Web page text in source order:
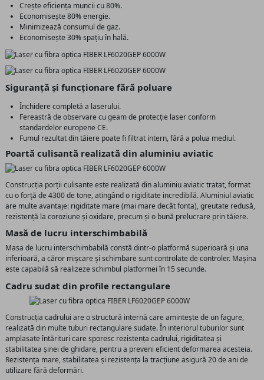
Crește eficiența muncii cu 80%.
Economisește 80% energie.
Minimizează consumul de gaz.
Economisește 30% spațiu în hală.
Siguranță și funcționare fără poluare
Închidere completă a laserului.
Fereastră de observare cu geam de protecție laser conform
standardelor europene CE.
Fumul rezultat din tăiere poate fi filtrat intern, fără a polua mediul.
Poartă culisantă realizată din aluminiu aviatic
Construcția porții culisante este realizată din aluminiu aviatic tratat, format
cu o forță de 4300 de tone, atingând o rigiditate incredibilă. Aluminiul aviatic
are multe avantaje: rigiditate mare (mai mare decât fonta), greutate redusă,
rezistență la coroziune și oxidare, precum și o bună prelucrare prin tăiere.
Masă de lucru interschimbabilă
Masa de lucru interschimbabilă constă dintr-o platformă superioară și una
inferioară, a căror mișcare și schimbare sunt controlate de controler. Mașina
este capabilă să realizeze schimbul platformei în 15 secunde.
Cadru sudat din profile rectangulare
Construcția cadrului are o structură internă care amintește de un fagure,
realizată din multe tuburi rectangulare sudate. În interiorul tuburilor sunt
amplasate întărituri care sporesc rezistența cadrului, rigiditatea și
stabilitatea șinei de ghidare, pentru a preveni eficient deformarea acesteia.
Rezistența mare, stabilitatea și rezistența la tracțiune asigură 20 de ani de
utilizare fără deformări.